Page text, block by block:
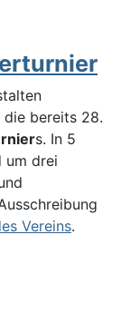
die bereits 28.
s. In 5
um drei
Vereins.